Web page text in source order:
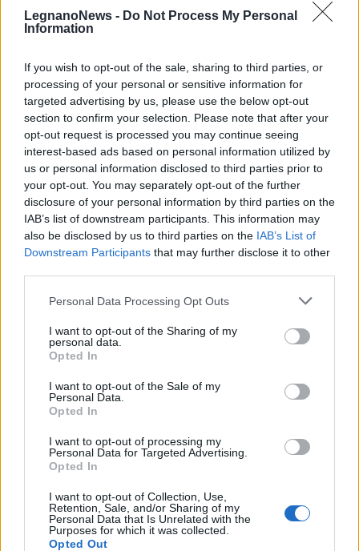
LegnanoNews - Do Not Process My Personal
Information
If you wish to opt-out of the sale, sharing to third parties, or
processing of your personal or sensitive information for
targeted advertising by us, please use the below opt-out
section to confirm your selection. Please note that after your
opt-out request is processed you may continue seeing
interest-based ads based on personal information utilized by
us or personal information disclosed to third parties prior to
your opt-out. You may separately opt-out of the further
disclosure of your personal information by third parties on the
IAB’s list of downstream participants. This information may
also be disclosed by us to third parties on the IAB’s List of
Downstream Participants that may further disclose it to other
Personal Data Processing Opt Outs
I want to opt-out of the Sharing of my
personal data.
Opted In
I want to opt-out of the Sale of my
Personal Data.
Opted In
I want to opt-out of processing my
Personal Data for Targeted Advertising.
Opted In
I want to opt-out of Collection, Use,
Retention, Sale, and/or Sharing of my
Personal Data that Is Unrelated with the
Purposes for which it was collected.
Opted Out
Commenti
articolo.
L'email è richiesta ma non verrà mostrata ai visitatori. Il contenuto di questo
commento esprime il pensiero dell'autore e non rappresenta la linea editoriale
commenti non sono testi giornalistici, ma post inviati dai singoli lettori che
possono essere automaticamente pubblicati senza filtro preventivo. I commenti
che includano uno o più link a siti esterni verranno rimossi in automatico dal